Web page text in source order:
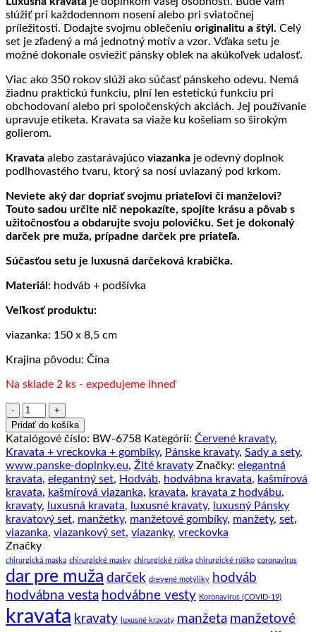
slúžiť pri každodennom nosení alebo pri sviatočnej
príležitosti. Dodajte svojmu oblečeniu originalitu a štýl. Celý
set je zľadený a má jednotný motív a vzor. Vďaka setu je
možné dokonale osviežiť pánsky oblek na akúkoľvek udalosť.
Viac ako 350 rokov slúži ako súčasť pánskeho odevu. Nemá
žiadnu praktickú funkciu, plní len estetickú funkciu pri
obchodovaní alebo pri spoločenských akciách. Jej používanie
upravuje etiketa. Kravata sa viaže ku košeliam so širokým
golierom.
Kravata alebo zastarávajúco viazanka je odevný doplnok
podlhovastého tvaru, ktorý sa nosí uviazaný pod krkom.
Neviete aký dar dopriať svojmu priateľovi či manželovi?
Touto sadou určite nič nepokazíte, spojíte krásu a pôvab s
užitočnosťou a obdarujte svoju polovičku. Set je dokonalý
darček pre muža, prípadne darček pre priateľa.
Súčasťou setu je luxusná darčeková krabička.
Materiál: hodváb + podšívka
Veľkosť produktu:
viazanka: 150 x 8,5 cm
Krajina pôvodu: Čína
Na sklade 2 ks - expedujeme ihneď
množstvo
Pánsky
kravatový
set
s
pomarančovými
ornamentami
s
vreckovkou
a
gombíkmi
Pridať do košíka
Katalógové číslo: BW-6758 Kategórií: Červené kravaty,
Kravata + vreckovka + gombíky, Pánske kravaty, Sady a sety,
www.panske-doplnky.eu, Žlté kravaty Značky: elegantná
kravata, elegantný set, Hodváb, hodvábna kravata, kašmírová
kravata, kašmírová viazanka, kravata, kravata z hodvábu,
kravaty, luxusná kravata, luxusné kravaty,
luxusný Pánsky
kravatový set, manžetky, manžetové gombíky, manžety, set,
viazanka, viazankový set, viazanky, vreckovka
Značky
chirurgická maska chirurgické masky chirurgické rúška chirurgické rúško coronavirus
dar pre muža darček drevené motýliky
hodváb
hodvábna vesta hodvábne vesty Koronavírus (COVID-19)
kravata kravaty luxusné kravaty manžeta manžetové